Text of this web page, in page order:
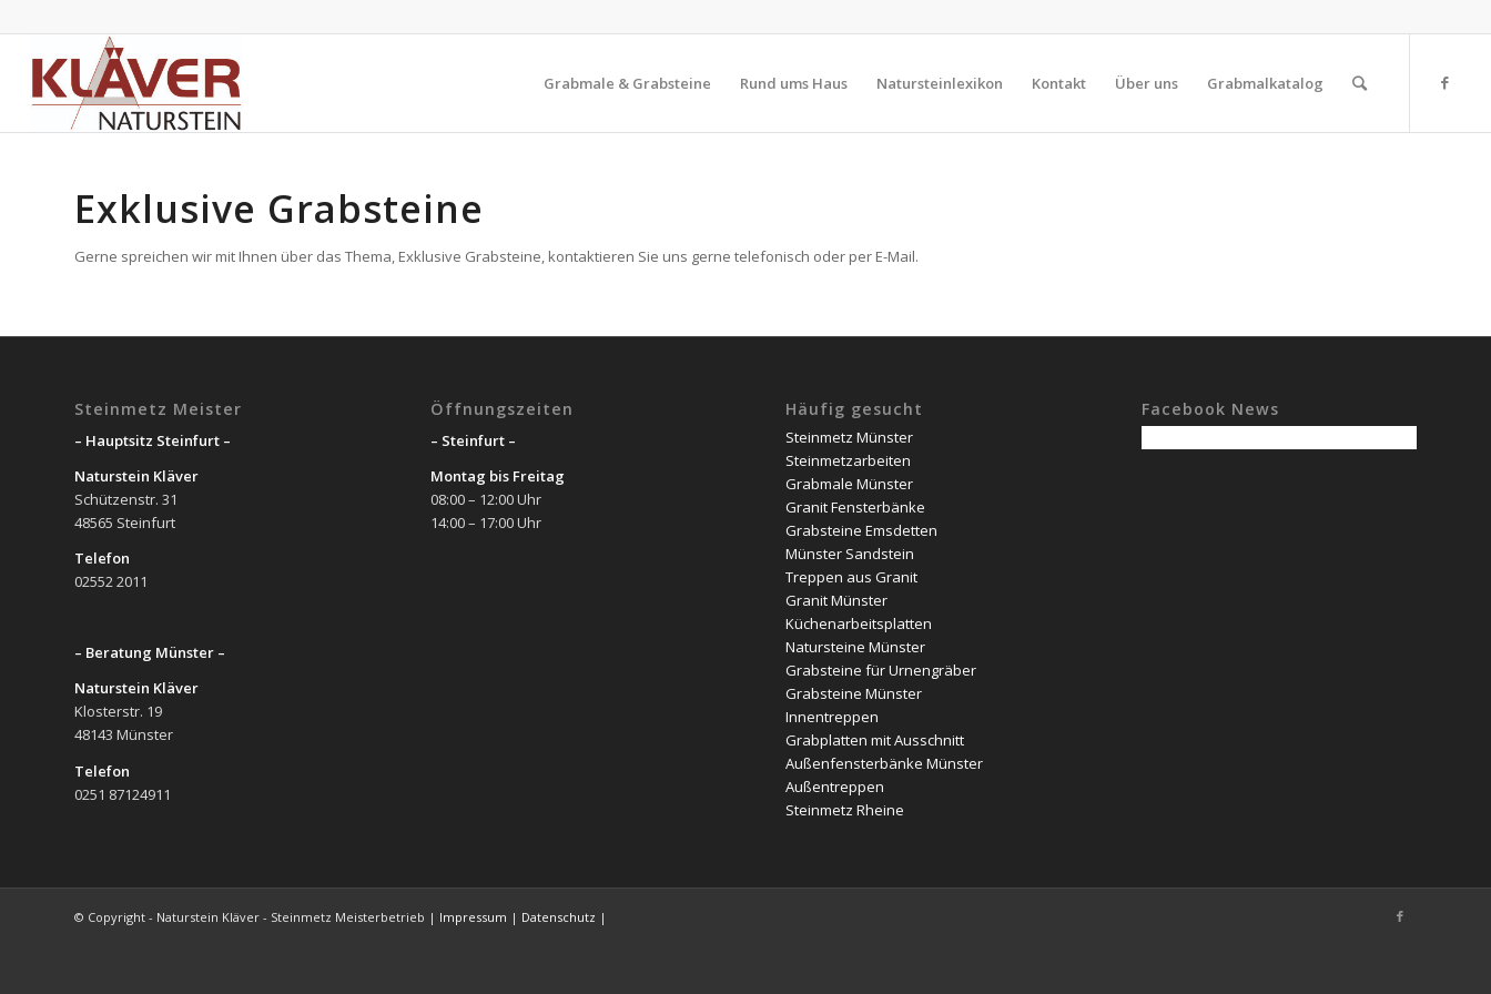
Grabmale & Grabsteine Rund ums Haus Natursteinlexikon Kontakt Über uns Grabmalkatalog
Exklusive Grabsteine
Gerne spreichen wir mit Ihnen über das Thema, Exklusive Grabsteine, kontaktieren Sie uns gerne telefonisch oder per E-Mail.
Steinmetz Meister
– Hauptsitz Steinfurt –
Naturstein Kläver
Schützenstr. 31
48565 Steinfurt
Telefon
02552 2011
– Beratung Münster –
Naturstein Kläver
Klosterstr. 19
48143 Münster
Telefon
0251 87124911
Öffnungszeiten
– Steinfurt –
Montag bis Freitag
08:00 – 12:00 Uhr
14:00 – 17:00 Uhr
Häufig gesucht
Steinmetz Münster
Steinmetzarbeiten
Grabmale Münster
Granit Fensterbänke
Grabsteine Emsdetten
Münster Sandstein
Treppen aus Granit
Granit Münster
Küchenarbeitsplatten
Natursteine Münster
Grabsteine für Urnengräber
Grabsteine Münster
Innentreppen
Grabplatten mit Ausschnitt
Außenfensterbänke Münster
Außentreppen
Steinmetz Rheine
Facebook News
© Copyright - Naturstein Kläver - Steinmetz Meisterbetrieb | Impressum | Datenschutz |